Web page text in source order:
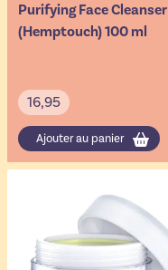
Purifying Face Cleanser
(Hemptouch) 100 ml
16,95
Ajouter au panier